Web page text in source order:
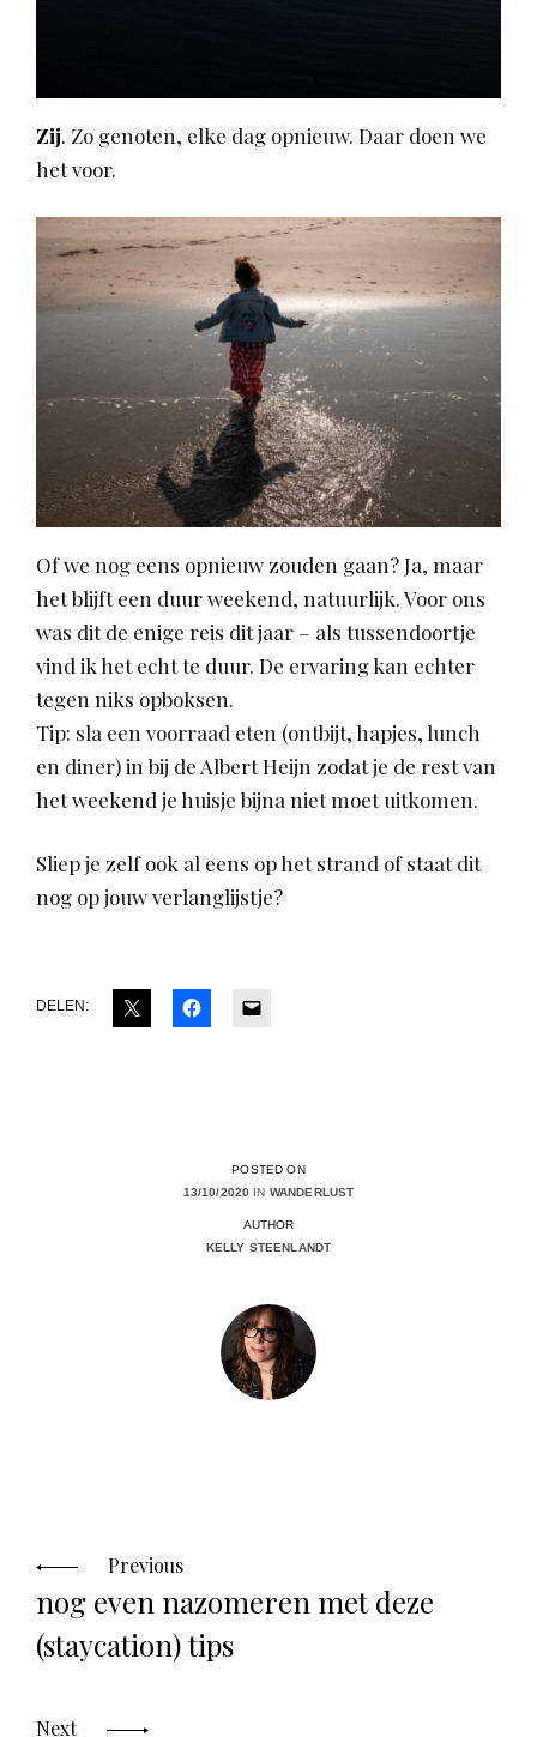
POSTED ON
13/10/2020 IN WANDERLUST
AUTHOR
KELLY STEENLANDT
navigation
Previous
nog even nazomeren met deze
(staycation) tips
Next
Zij. Zo genoten, elke dag opnieuw. Daar doen we
het voor.
Of we nog eens opnieuw zouden gaan? Ja, maar
het blijft een duur weekend, natuurlijk. Voor ons
was dit de enige reis dit jaar – als tussendoortje
vind ik het echt te duur. De ervaring kan echter
tegen niks opboksen.
Tip: sla een voorraad eten (ontbijt, hapjes, lunch
en diner) in bij de Albert Heijn zodat je de rest van
het weekend je huisje bijna niet moet uitkomen.
Sliep je zelf ook al eens op het strand of staat dit
nog op jouw verlanglijstje?
DELEN: